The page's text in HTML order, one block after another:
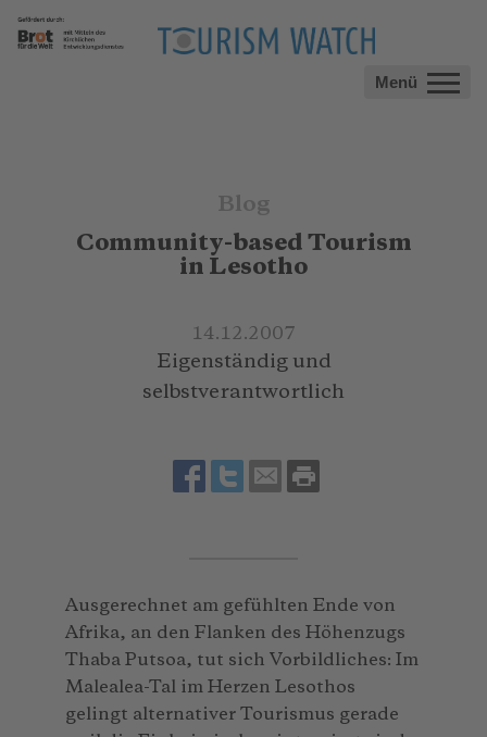
Menü
Blog
Community-based Tourism
in Lesotho
14.12.2007
Eigenständig und
selbstverantwortlich
Ausgerechnet am gefühlten Ende von
Afrika, an den Flanken des Höhenzugs
Thaba Putsoa, tut sich Vorbildliches: Im
Malealea-Tal im Herzen Lesothos
gelingt alternativer Tourismus gerade